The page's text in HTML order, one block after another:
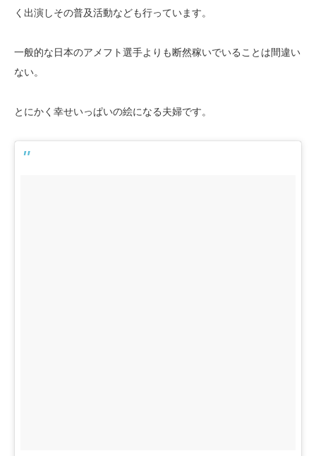
く出演しその普及活動なども行っています。
一般的な日本のアメフト選手よりも断然稼いでいることは間違い
ない。
とにかく幸せいっぱいの絵になる夫婦です。